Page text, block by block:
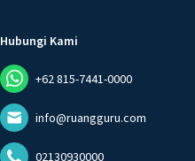
Hubungi Kami
+62 815-7441-0000
info@ruangguru.com
02130930000